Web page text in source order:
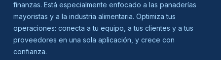
finanzas. Está especialmente enfocado a las panaderías
mayoristas y a la industria alimentaria. Optimiza tus
operaciones: conecta a tu equipo, a tus clientes y a tus
proveedores en una sola aplicación, y crece con
confianza.